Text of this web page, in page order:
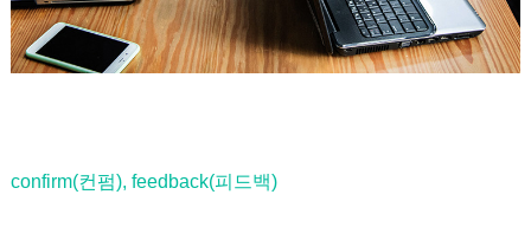
confirm(컨펌), feedback(피드백)